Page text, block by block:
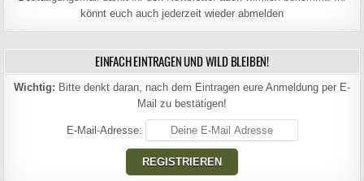
könnt euch auch jederzeit wieder abmelden
EINFACH EINTRAGEN UND WILD BLEIBEN!
Wichtig: Bitte denkt daran, nach dem Eintragen eure Anmeldung per E-
Mail zu bestätigen!
E-Mail-Adresse: